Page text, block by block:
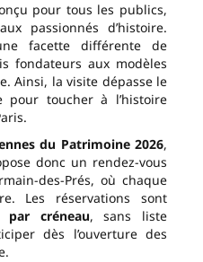
pour tous les publics,
passionnés d’histoire.
facette différente de
fondateurs aux modèles
Ainsi, la visite dépasse le
toucher à l’histoire
du Patrimoine 2026,
donc un rendez-vous
des-Prés, où chaque
Les réservations sont
par créneau, sans liste
dès l’ouverture des